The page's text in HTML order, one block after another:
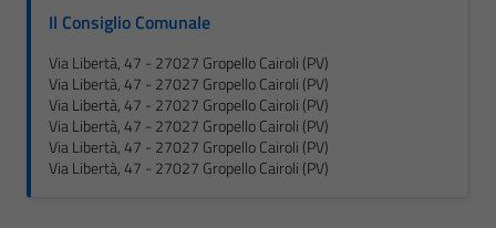
Il Consiglio Comunale
Via Libertà, 47 - 27027 Gropello Cairoli (PV)
Via Libertà, 47 - 27027 Gropello Cairoli (PV)
Via Libertà, 47 - 27027 Gropello Cairoli (PV)
Via Libertà, 47 - 27027 Gropello Cairoli (PV)
Via Libertà, 47 - 27027 Gropello Cairoli (PV)
Via Libertà, 47 - 27027 Gropello Cairoli (PV)